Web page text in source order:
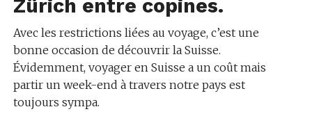
Zürich entre copines.
Avec les restrictions liées au voyage, c’est une
bonne occasion de découvrir la Suisse.
Évidemment, voyager en Suisse a un coût mais
partir un week-end à travers notre pays est
toujours sympa.